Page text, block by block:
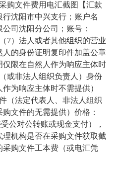
购文件费用电汇截图【汇款
沈阳市中兴支行；账户名
司沈阳分公司；账号：
7）法人或者其他组织的营业
的身份证明复印件加盖公章
限在自然人作为响应主体时
或非法人组织负责人）身份
为响应主体时不需提供）
（法定代表人、非法人组织
文件的无需提供） 价格：
公对公转账或现金支付），
机构是否在采购文件获取截
采购文件工本费（或电汇凭